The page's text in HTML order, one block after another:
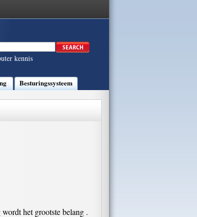
kennis
Besturingssysteem
het grootste belang .